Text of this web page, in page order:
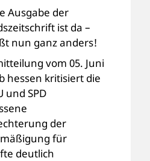
Ausgabe der
ist da –
nun ganz anders!
vom 05. Juni
hessen kritisiert die
und SPD
der
für
deutlich